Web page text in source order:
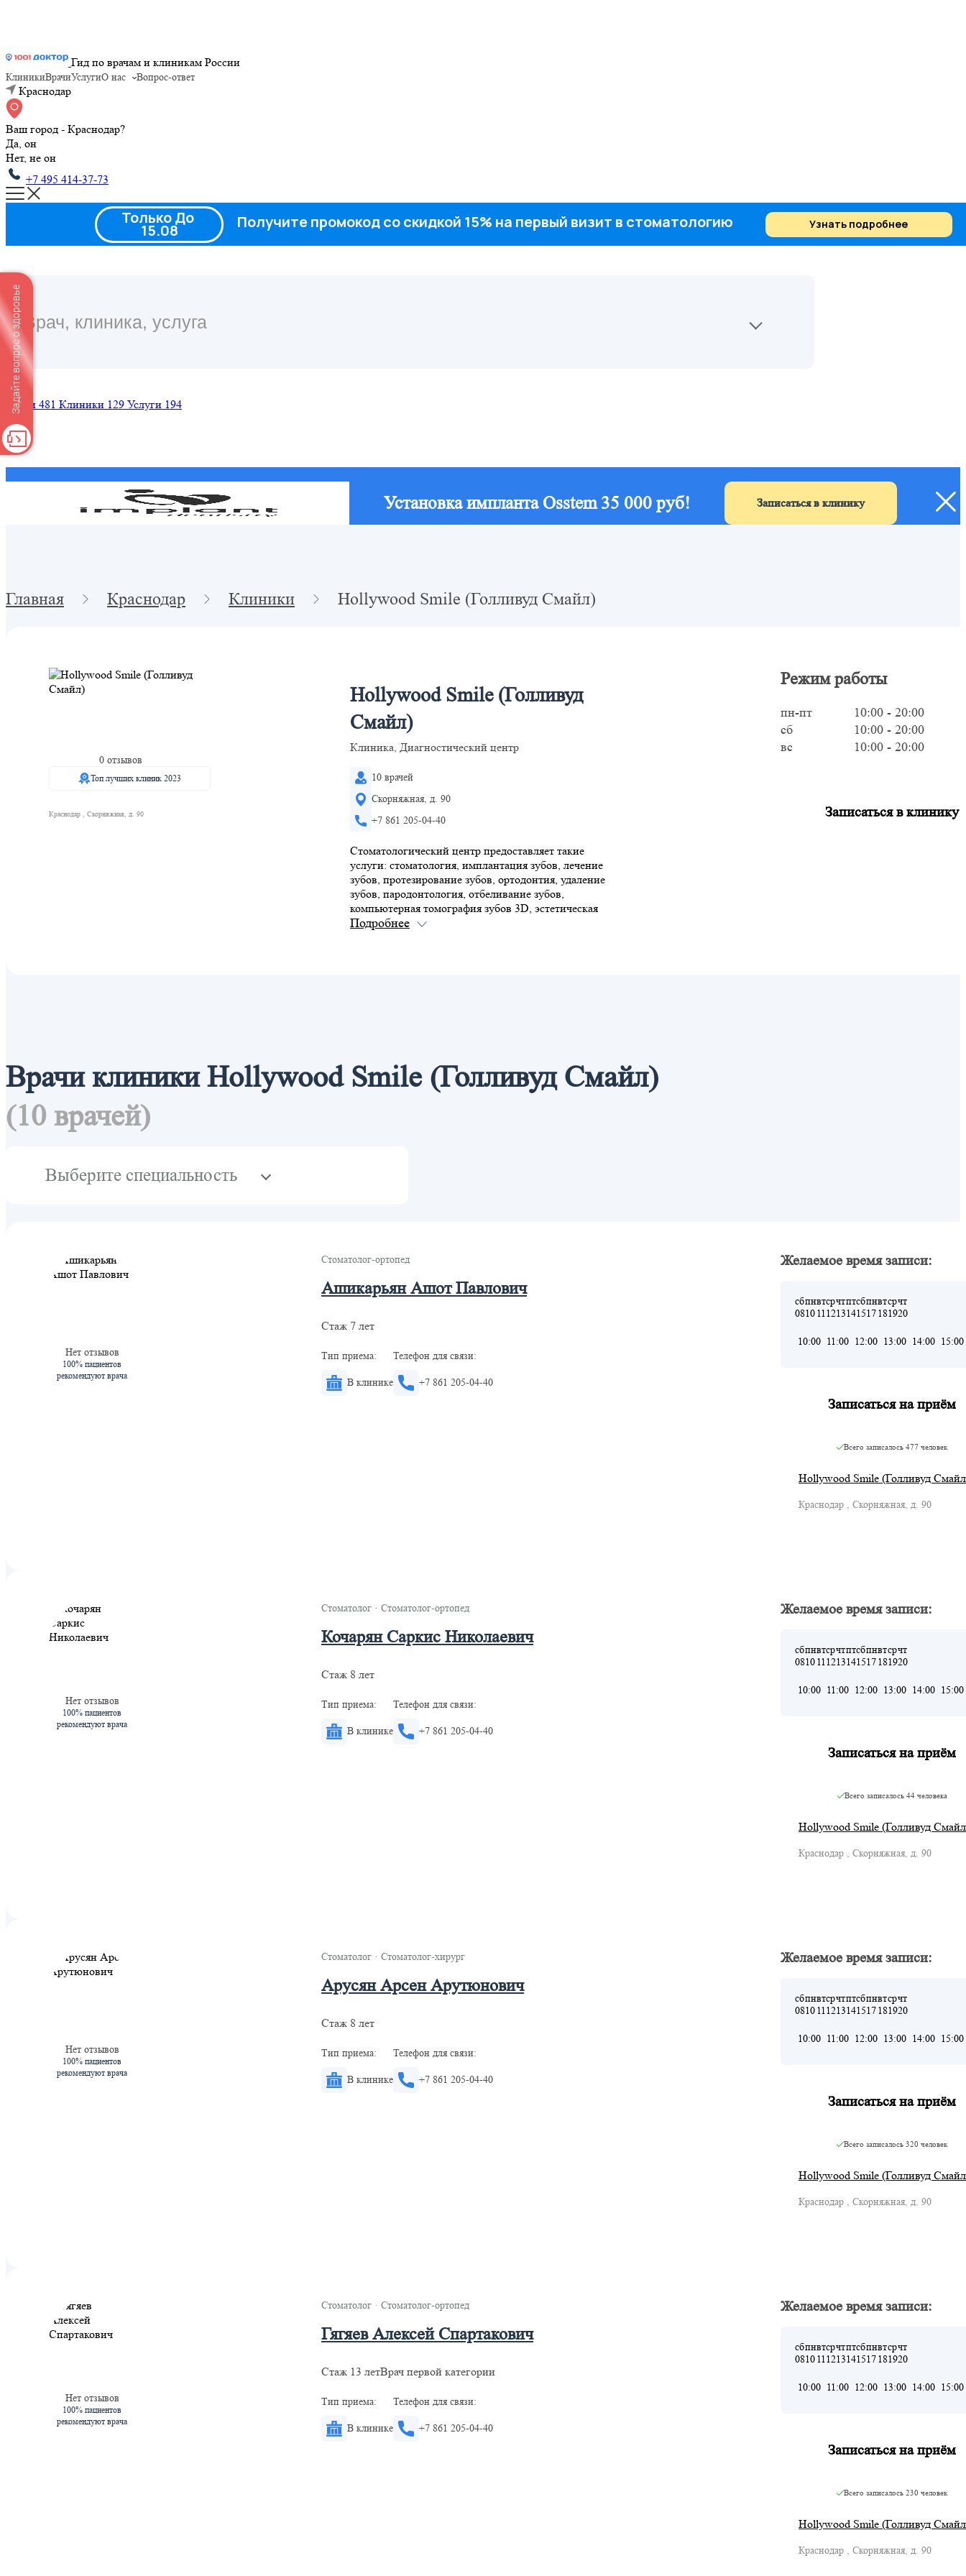
Гид по врачам и клиникам России
КлиникиВрачиУслугиО нас Вопрос-ответ
Краснодар
Ваш город - Краснодар?
Да, он
Нет, не он
+7 495 414-37-73
Врачи 481 Клиники 129 Услуги 194
Установка импланта Osstem 35 000 руб! Записаться в клинику
Главная Краснодар Клиники Hollywood Smile (Голливуд Смайл)
0 отзывов
Топ лучших клиник 2023
Краснодар , Скорняжная, д. 90
Hollywood Smile (Голливуд
Смайл)
Клиника, Диагностический центр
10 врачей
Скорняжная, д. 90
+7 861 205-04-40
Стоматологический центр предоставляет такие
услуги: стоматология, имплантация зубов, лечение
зубов, протезирование зубов, ортодонтия, удаление
зубов, пародонтология, отбеливание зубов,
компьютерная томография зубов 3D, эстетическая
стоматология. Прием проводится по предварительной
Режим работы
пн-пт
10:00 - 20:00
сб
10:00 - 20:00
вс
10:00 - 20:00
Записаться в клинику
Врачи клиники Hollywood Smile (Голливуд Смайл)
(10 врачей)
Выберите специальность
Нет отзывов
100% пациентов
рекомендуют врача
Стоматолог-ортопед
Ашикарьян Ашот Павлович
Стаж 7 лет
Тип приема:
В клинике
Телефон для связи:
+7 861 205-04-40
Желаемое время записи:
сб
08
пн
10
вт
11
ср
12
чт
13
пт
14
сб
15
пн
17
вт
18
ср
19
чт
20
10:00 11:00 12:00 13:00 14:00 15:00
Записаться на приём
Всего записалось 477 человек
Hollywood Smile (Голливуд
Краснодар , Скорняжная, д. 90
Нет отзывов
100% пациентов
рекомендуют врача
Стоматолог · Стоматолог-ортопед
Кочарян Саркис Николаевич
Стаж 8 лет
Тип приема:
В клинике
Телефон для связи:
+7 861 205-04-40
Желаемое время записи:
сб
08
пн
10
вт
11
ср
12
чт
13
пт
14
сб
15
пн
17
вт
18
ср
19
чт
20
10:00 11:00 12:00 13:00 14:00 15:00
Записаться на приём
Всего записалось44 человека
Hollywood Smile (Голливуд
Краснодар , Скорняжная, д. 90
Нет отзывов
100% пациентов
рекомендуют врача
Стоматолог · Стоматолог-хирург
Арусян Арсен Арутюнович
Стаж 8 лет
Тип приема:
В клинике
Телефон для связи:
+7 861 205-04-40
Желаемое время записи:
сб
08
пн
10
вт
11
ср
12
чт
13
пт
14
сб
15
пн
17
вт
18
ср
19
чт
20
10:00 11:00 12:00 13:00 14:00 15:00
Записаться на приём
Всего записалось 320 человек
Hollywood Smile (Голливуд
Краснодар , Скорняжная, д. 90
Нет отзывов
100% пациентов
рекомендуют врача
Стоматолог · Стоматолог-ортопед
Гягяев Алексей Спартакович
Стаж 13 летВрач первой категории
Тип приема:
В клинике
Телефон для связи:
+7 861 205-04-40
Желаемое время записи:
сб
08
пн
10
вт
11
ср
12
чт
13
пт
14
сб
15
пн
17
вт
18
ср
19
чт
20
10:00 11:00 12:00 13:00 14:00 15:00
Записаться на приём
Всего записалось 230 человек
Hollywood Smile (Голливуд
Краснодар , Скорняжная, д. 90
Только До
15.08 Получите промокод со скидкой 15% на первый визит в стоматологию Узнать подробнее
Задайте вопрос о здоровье